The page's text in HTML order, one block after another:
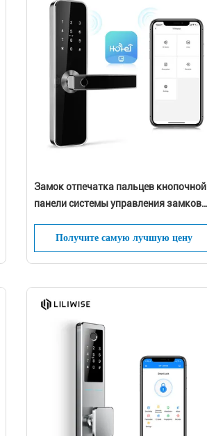
Замок отпечатка пальцев кнопочной
панели системы управления замков
Получите самую лучшую цену
Мы перезвоним вам в
время!